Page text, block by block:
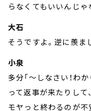
らなくてもいいんじゃ
大石
そうですよ。逆に羨ま
小泉
多分「～しなさい！わか
って返事が来たりして
モヤっと終わるのが不